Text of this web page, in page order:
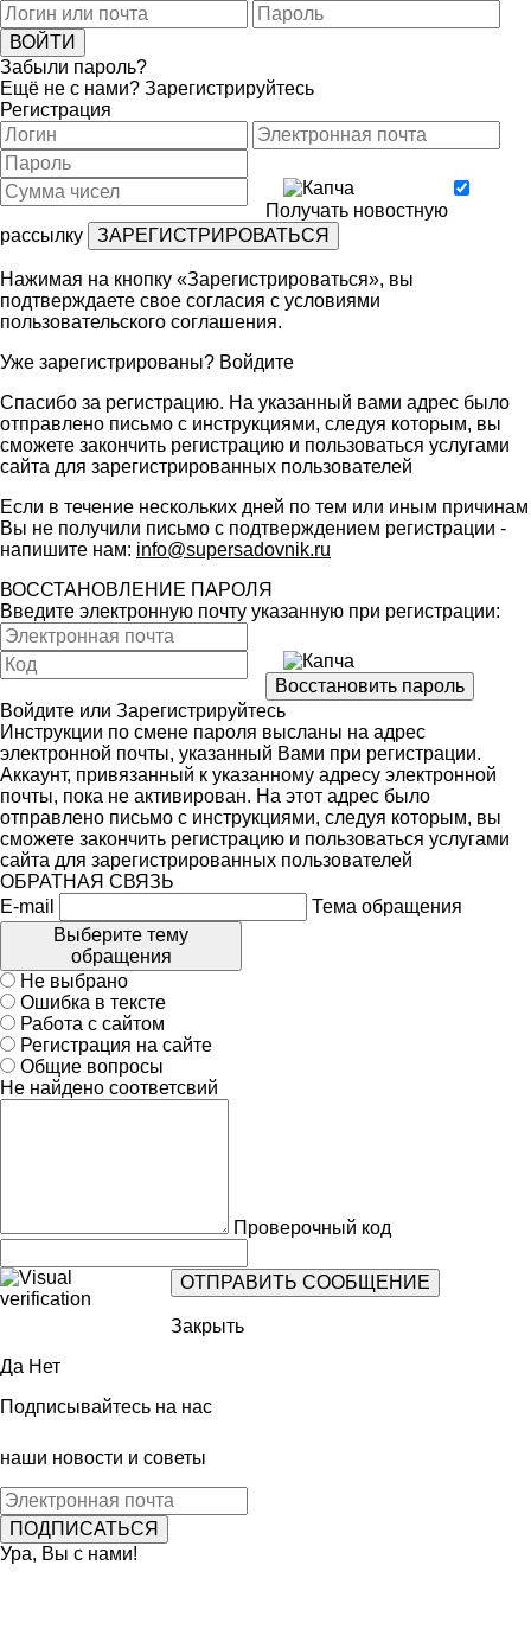
Забыли пароль?
Ещё не с нами? Зарегистрируйтесь
Регистрация
Получать новостную
рассылку
Нажимая на кнопку «Зарегистрироваться», вы
подтверждаете свое согласия с условиями
пользовательского соглашения.
Уже зарегистрированы? Войдите
Спасибо за регистрацию. На указанный вами адрес было
отправлено письмо с инструкциями, следуя которым, вы
сможете закончить регистрацию и пользоваться услугами
сайта для зарегистрированных пользователей
Если в течение нескольких дней по тем или иным причинам
Вы не получили письмо с подтверждением регистрации -
напишите нам: info@supersadovnik.ru
ВОССТАНОВЛЕНИЕ ПАРОЛЯ
Введите электронную почту указанную при регистрации:
Войдите или Зарегистрируйтесь
Инструкции по смене пароля высланы на адрес
электронной почты, указанный Вами при регистрации.
Аккаунт, привязанный к указанному адресу электронной
почты, пока не активирован. На этот адрес было
отправлено письмо с инструкциями, следуя которым, вы
сможете закончить регистрацию и пользоваться услугами
сайта для зарегистрированных пользователей
ОБРАТНАЯ СВЯЗЬ
E-mail
Тема обращения
Выберите тему
обращения
Не выбрано
Ошибка в тексте
Работа с сайтом
Регистрация на сайте
Общие вопросы
Не найдено соответсвий
Проверочный код
Закрыть
Да Нет
Подписывайтесь на нас
наши новости и советы
Ура, Вы с нами!